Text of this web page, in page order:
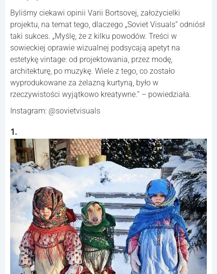
Byliśmy ciekawi opinii Varii Bortsovej, założycielki
projektu, na temat tego, dlaczego „Soviet Visuals” odniósł
taki sukces. „Myślę, że z kilku powodów. Treści w
sowieckiej oprawie wizualnej podsycają apetyt na
estetykę vintage: od projektowania, przez modę,
architekturę, po muzykę. Wiele z tego, co zostało
wyprodukowane za żelazną kurtyną, było w
rzeczywistości wyjątkowo kreatywne.” – powiedziała.
Instagram: @sovietvisuals
1.